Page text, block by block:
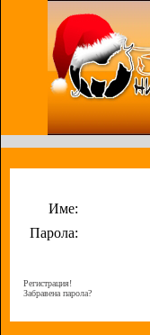
Име:
Парола:
Регистрация!
Забравена парола?